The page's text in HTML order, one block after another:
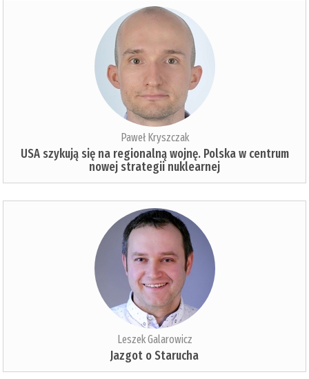
Paweł Kryszczak
USA szykują się na regionalną wojnę. Polska w centrum
nowej strategii nuklearnej
Leszek Galarowicz
Jazgot o Starucha